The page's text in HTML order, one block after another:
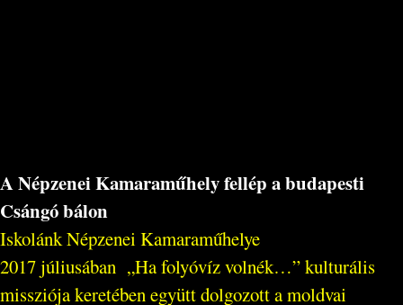
A Népzenei Kamaraműhely fellép a budapesti
Csángó bálon
Iskolánk Népzenei Kamaraműhelye
2017 júliusában „Ha folyóvíz volnék…” kulturális
missziója keretében együtt dolgozott a moldvai